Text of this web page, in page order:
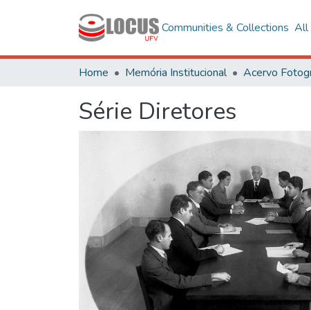
Communities & Collections All
Home Memória Institucional
Série Diretores